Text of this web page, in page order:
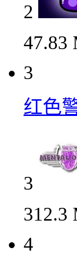
2
47.83
3
红色
3
312.3
4